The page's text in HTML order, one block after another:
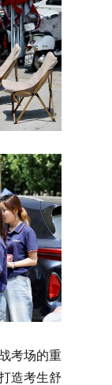
考场的重
造考生舒